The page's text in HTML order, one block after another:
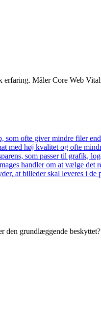
erfaring. Måler Core Web
som ofte giver mindre filer
med høj kvalitet og ofte
som passer til grafik,
handler om at vælge det
at billeder skal leveres i
den grundlæggende beskyttet?